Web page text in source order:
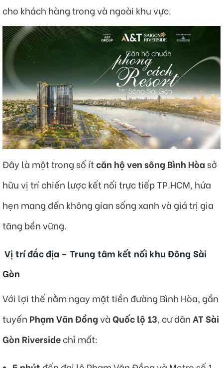
cho khách hàng trong và ngoài khu vực.
Đây là một trong số ítcăn hộ ven sông Bình Hòa sở
hữu vị trí chiến lược kết nối trực tiếp TP.HCM, hứa
hẹn mang đến không gian sống xanh và giá trị gia
tăng bền vững.
Vị trí đắc địa – Trung tâm kết nối khu Đông Sài
Gòn
Với lợi thế nằm ngay mặt tiền đường Bình Hòa, gần
tuyến Phạm Văn ĐồngvàQuốc lộ 13, cư dân AT Sài
Gòn Riversidechỉ mất: